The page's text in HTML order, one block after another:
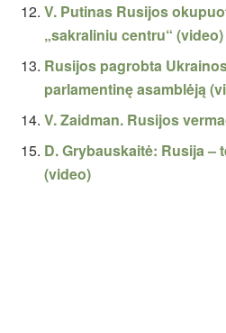
V. Putinas Rusijos
„sakraliniu centru“ (video)
Rusijos pagrobta
parlamentinę asamblėją
V. Zaidman. Rusijos
D. Grybauskaitė: Rusija –
(video)